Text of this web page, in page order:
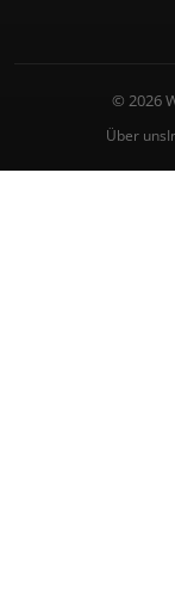
© 2026
Über uns